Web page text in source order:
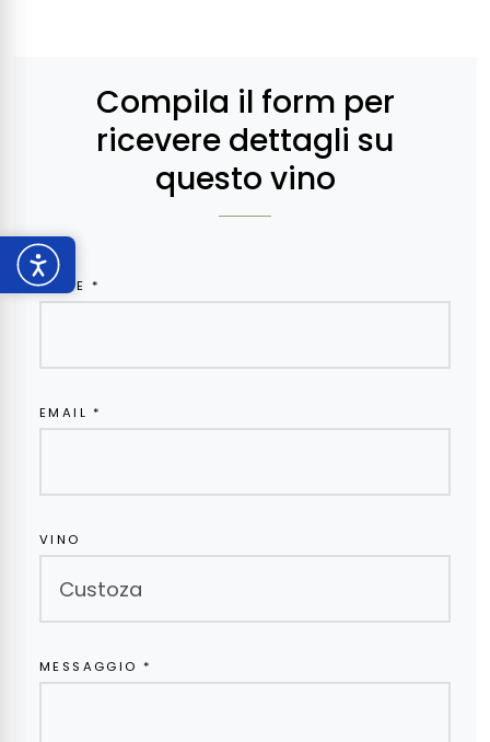
Compila il form per
ricevere dettagli su
questo vino
NOME *
EMAIL *
VINO
MESSAGGIO *